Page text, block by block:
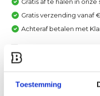
Toestemming
Gratis verzending vanaf
Achteraf betalen met
Een van onze specialisten